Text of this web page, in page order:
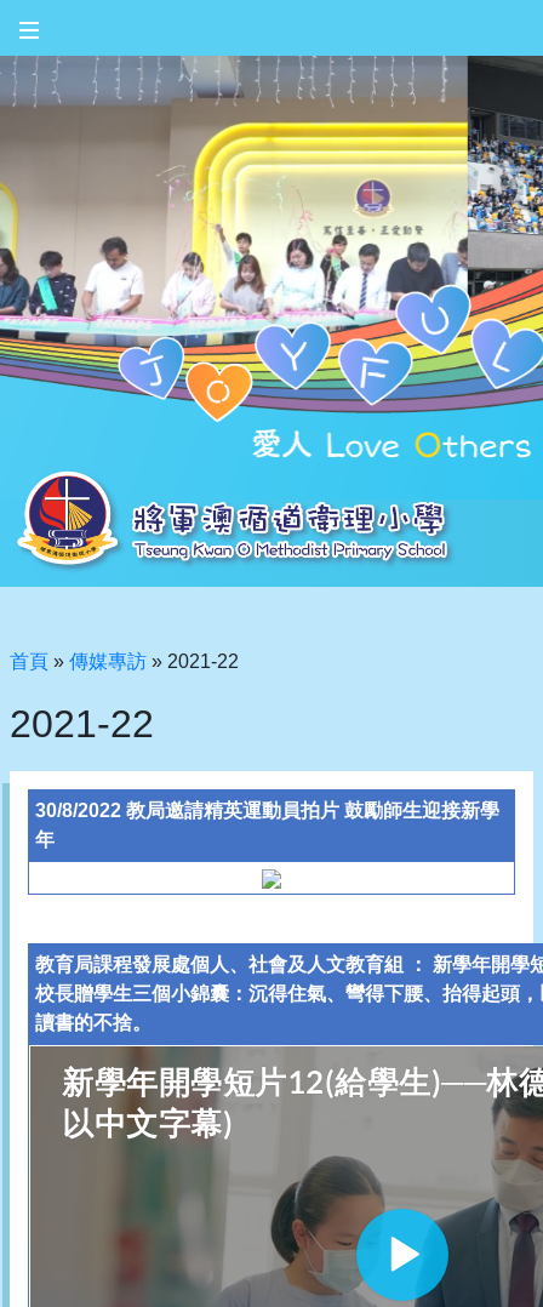
首頁 » 傳媒專訪 » 2021-22
2021-22
30/8/2022 教局邀請精英運動員拍片 鼓勵師生迎接新學
年
教育局課程發展處個人、社會及人文教育組 ： 新學年開學
校長贈學生三個小錦囊：沉得住氣、彎得下腰、抬得起頭
讀書的不捨。